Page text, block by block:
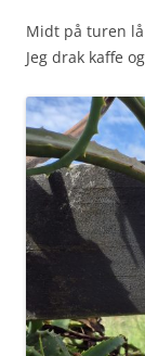
Midt på turen
Jeg drak kaffe